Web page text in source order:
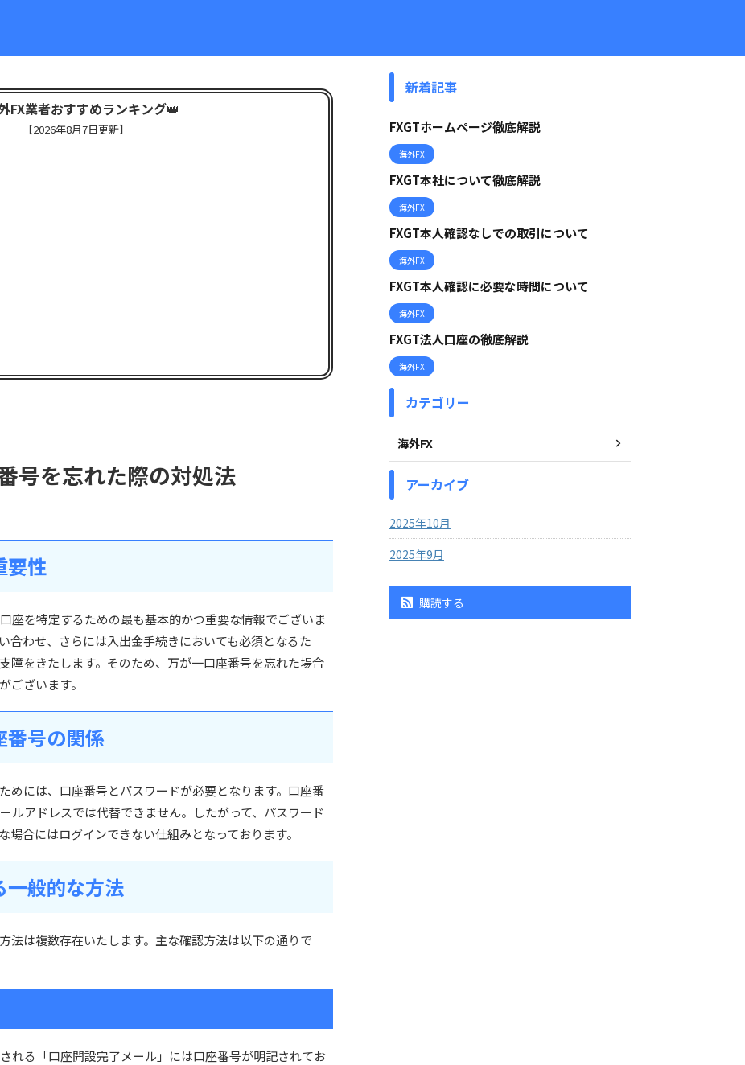
FX業者おすすめランキング👑
【2026年8月7日更新】
号を忘れた際の対処法
要性
座を特定するための最も基本的かつ重要な情報でございま
合わせ、さらには入出金手続きにおいても必須となるた
障をきたします。そのため、万が一口座番号を忘れた場合
ございます。
番号の関係
めには、口座番号とパスワードが必要となります。口座番
ルアドレスでは代替できません。したがって、パスワード
場合にはログインできない仕組みとなっております。
一般的な方法
法は複数存在いたします。主な確認方法は以下の通りで
れる「口座開設完了メール」には口座番号が明記されてお
新着記事
FXGTホームページ徹底解説
海外FX
FXGT本社について徹底解説
海外FX
FXGT本人確認なしでの取引について
海外FX
FXGT本人確認に必要な時間について
海外FX
FXGT法人口座の徹底解説
海外FX
カテゴリー
海外FX
アーカイブ
2025年10月
2025年9月
購読する